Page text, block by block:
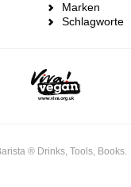
Marken
Schlagworte
® Drinks, Tools, Books.